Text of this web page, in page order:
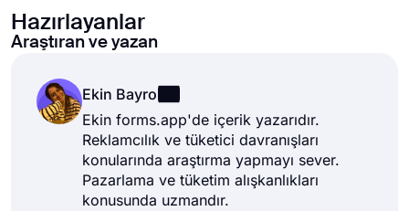
Hazırlayanlar
Araştıran ve yazan
Ekin Bayro
Ekin forms.app'de içerik yazarıdır.
Reklamcılık ve tüketici davranışları
konularında araştırma yapmayı sever.
Pazarlama ve tüketim alışkanlıkları
konusunda uzmandır.